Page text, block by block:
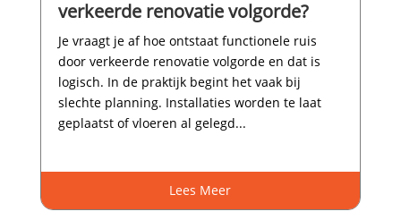
verkeerde renovatie volgorde?
Je vraagt je af hoe ontstaat functionele ruis
door verkeerde renovatie volgorde en dat is
logisch.​ In de praktijk begint het vaak bij
slechte planning.​ Installaties worden te laat
geplaatst of vloeren al gelegd...
Lees Meer